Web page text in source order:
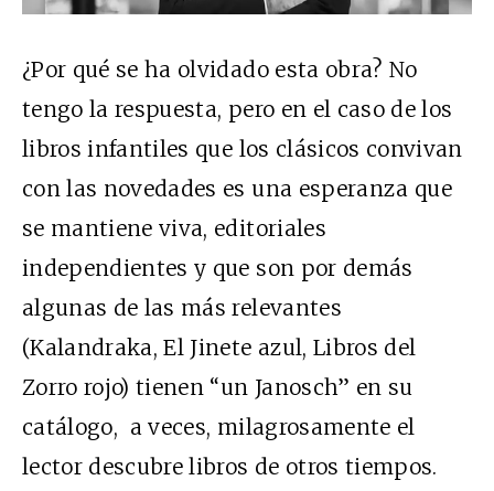
¿Por qué se ha olvidado esta obra? No
tengo la respuesta, pero en el caso de los
libros infantiles que los clásicos convivan
con las novedades es una esperanza que
se mantiene viva, editoriales
independientes y que son por demás
algunas de las más relevantes
(Kalandraka, El Jinete azul, Libros del
Zorro rojo) tienen “un Janosch” en su
catálogo, a veces, milagrosamente el
lector descubre libros de otros tiempos.